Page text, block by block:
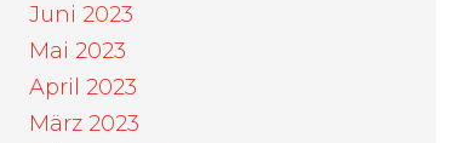
Juni 2023
Mai 2023
April 2023
März 2023